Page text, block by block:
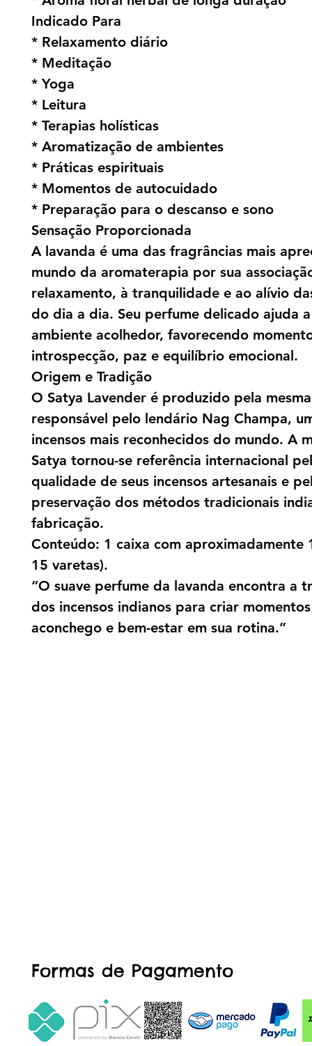
Indicado Para
* Relaxamento diário
* Meditação
* Yoga
* Leitura
* Terapias holísticas
* Aromatização de ambientes
* Práticas espirituais
* Momentos de autocuidado
* Preparação para o descanso e sono
Sensação Proporcionada
A lavanda é uma das fragrâncias mais
mundo da aromaterapia por sua
relaxamento, à tranquilidade e ao alívio
do dia a dia. Seu perfume delicado ajuda
ambiente acolhedor, favorecendo
introspecção, paz e equilíbrio emocional.
Origem e Tradição
O Satya Lavender é produzido pela
responsável pelo lendário Nag Champa,
incensos mais reconhecidos do mundo. A
Satya tornou-se referência internacional
qualidade de seus incensos artesanais e
preservação dos métodos tradicionais
fabricação.
Conteúdo: 1 caixa com aproximadamente
15 varetas).
“O suave perfume da lavanda encontra a
dos incensos indianos para criar
aconchego e bem-estar em sua rotina.”
Formas de Pagamento